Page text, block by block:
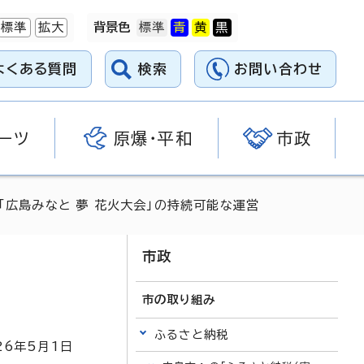
標準 拡大 背景色
くある質問 検索 お問い合わせ
ツ 原爆・平和 市政
島みなと 夢 花火大会」の持続可能な運営
年5月1日
市政
市の取り組み
ふるさと納税